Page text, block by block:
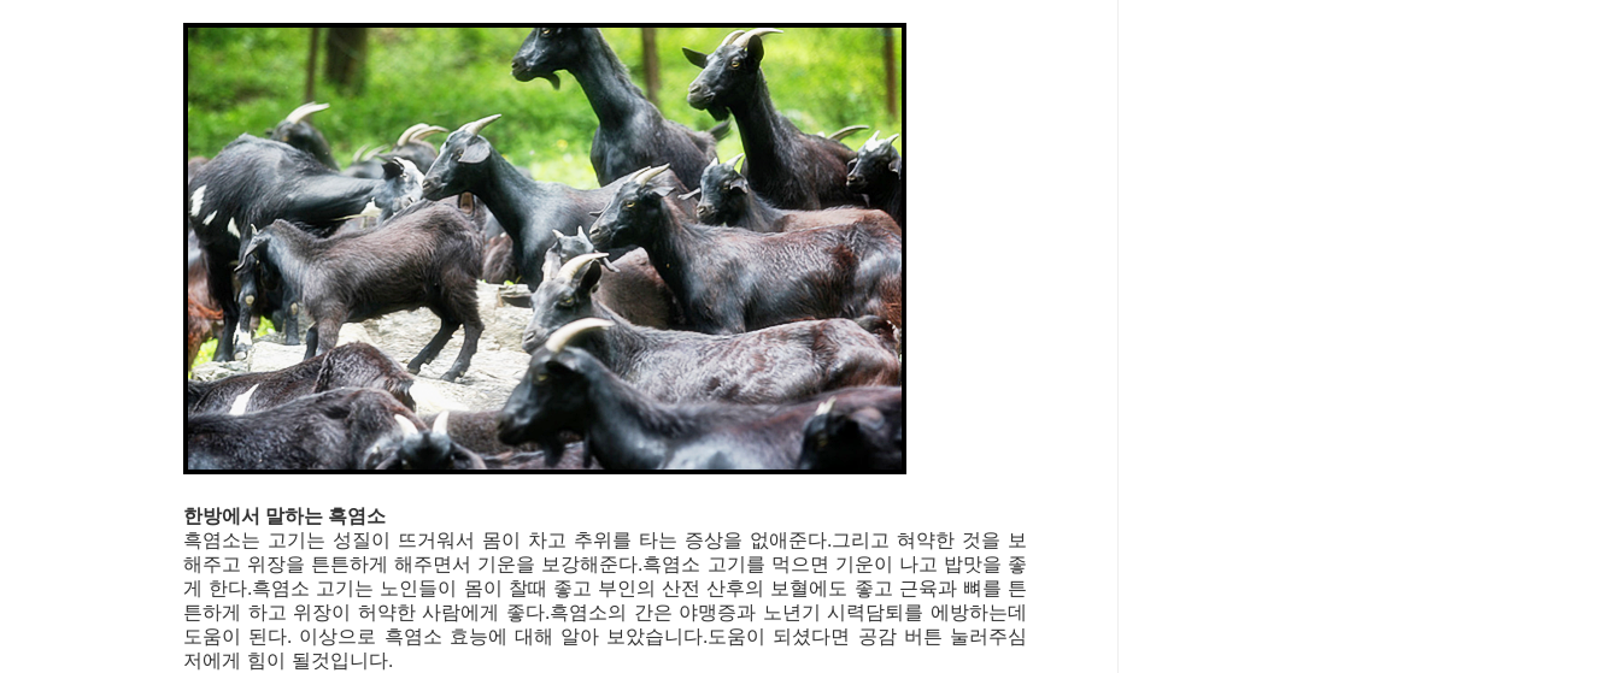
한방에서 말하는 흑염소
흑염소는 고기는 성질이 뜨거워서 몸이 차고 추위를 타는 증상을 없애준다.그리고 혀약한 것을 보
해주고 위장을 튼튼하게 해주면서 기운을 보강해준다.흑염소 고기를 먹으면 기운이 나고 밥맛을 좋
게 한다.흑염소 고기는 노인들이 몸이 찰때 좋고 부인의 산전 산후의 보혈에도 좋고 근육과 뼈를 튼
튼하게 하고 위장이 허약한 사람에게 좋다.흑염소의 간은 야맹증과 노년기 시력담퇴를 에방하는데
도움이 된다. 이상으로 흑염소 효능에 대해 알아 보았습니다.도움이 되셨다면 공감 버튼 눌러주심
저에게 힘이 될것입니다.